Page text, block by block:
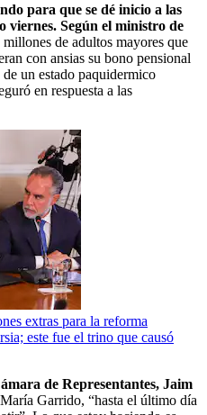
para que se dé inicio a las
viernes. Según el ministro de
millones de adultos mayores que
con ansias su bono pensional
un estado paquidermico
en respuesta a las
extras para la reforma
este fue el trino que causó
de Representantes, Jaim
Garrido, “hasta el último día